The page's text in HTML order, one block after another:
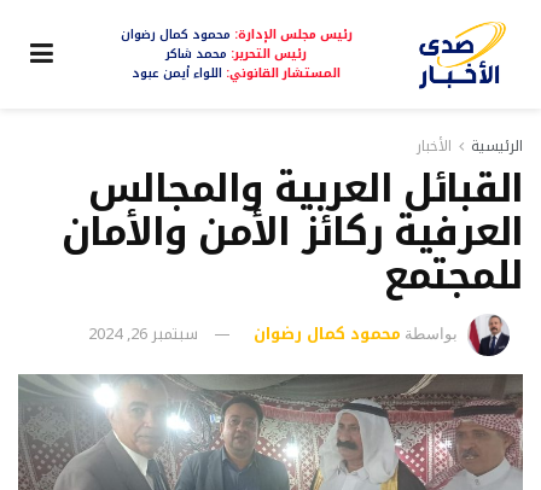
رئيس مجلس الإدارة: محمود كمال رضوان
رئيس التحرير: محمد شاكر
المستشار القانوني: اللواء أيمن عبود
الرئيسية الأخبار
القبائل العربية والمجالس
العرفية ركائز الأمن والأمان
للمجتمع
بواسطة محمود كمال رضوان سبتمبر 26, 2024